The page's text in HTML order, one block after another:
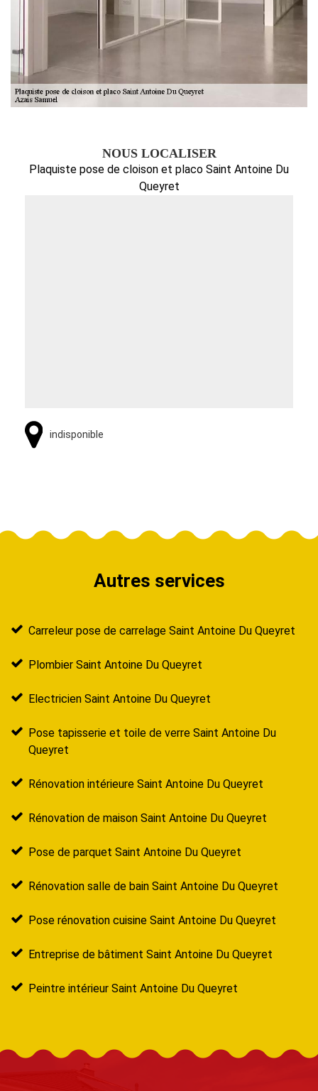
NOUS LOCALISER
Plaquiste pose de cloison et placo Saint Antoine Du
Queyret
indisponible
Autres services
Carreleur pose de carrelage Saint Antoine Du Queyret
Plombier Saint Antoine Du Queyret
Electricien Saint Antoine Du Queyret
Pose tapisserie et toile de verre Saint Antoine Du
Queyret
Rénovation intérieure Saint Antoine Du Queyret
Rénovation de maison Saint Antoine Du Queyret
Pose de parquet Saint Antoine Du Queyret
Rénovation salle de bain Saint Antoine Du Queyret
Pose rénovation cuisine Saint Antoine Du Queyret
Entreprise de bâtiment Saint Antoine Du Queyret
Peintre intérieur Saint Antoine Du Queyret